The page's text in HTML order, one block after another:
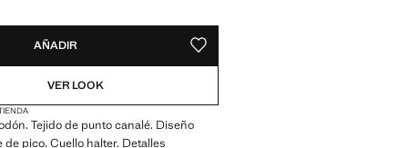
AÑADIR GUARDAR COMO FAVORITO
VER LOOK
Tejido de punto canalé. Diseño
de pico. Cuello halter. Detalles